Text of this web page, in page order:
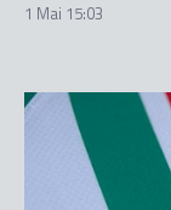
1 Mai 15:03